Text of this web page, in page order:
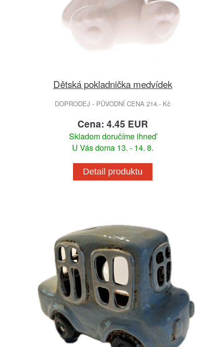
Dětská pokladnička medvídek
DOPRODEJ - PŮVODNÍ CENA 214.- Kč
Cena: 4.45 EUR
Skladom doručíme ihneď
U Vás doma 13. - 14. 8.
Detail produktu